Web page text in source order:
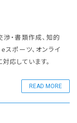
・書類作成、知的
ポーツ、オンライ
応しています。
READ MORE